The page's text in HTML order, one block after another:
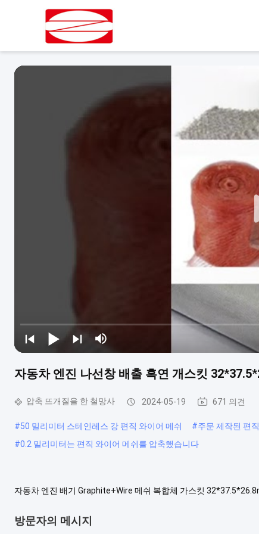
자동차 엔진 나선창 배출 흑연 개스킷
압축 뜨개질을 한 철망사 2024-05-19 671 의견
#50 밀리미터 스테인레스 강 편직 와이어 메쉬 #주문 제작된 편
#0.2 밀리미터는 편직 와이어 메쉬를 압축했습니다
자동차 엔진 배기 Graphite+Wire 메쉬 복합체 가스킷
발에 대한 특별 보호를 제공합니다. 표준 금속 외피는 u-...
방문자의 메시지